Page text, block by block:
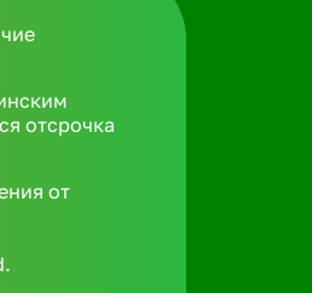
отсрочка
от